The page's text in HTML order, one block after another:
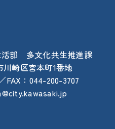
部 多文化共生推進課
川崎区宮本町1番地
FAX：044-200-3707